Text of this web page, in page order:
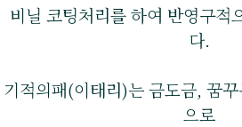
비닐 코팅처리를 하여 반영구적
다.
기적의패(이태리)는 금도금, 꿈
으로